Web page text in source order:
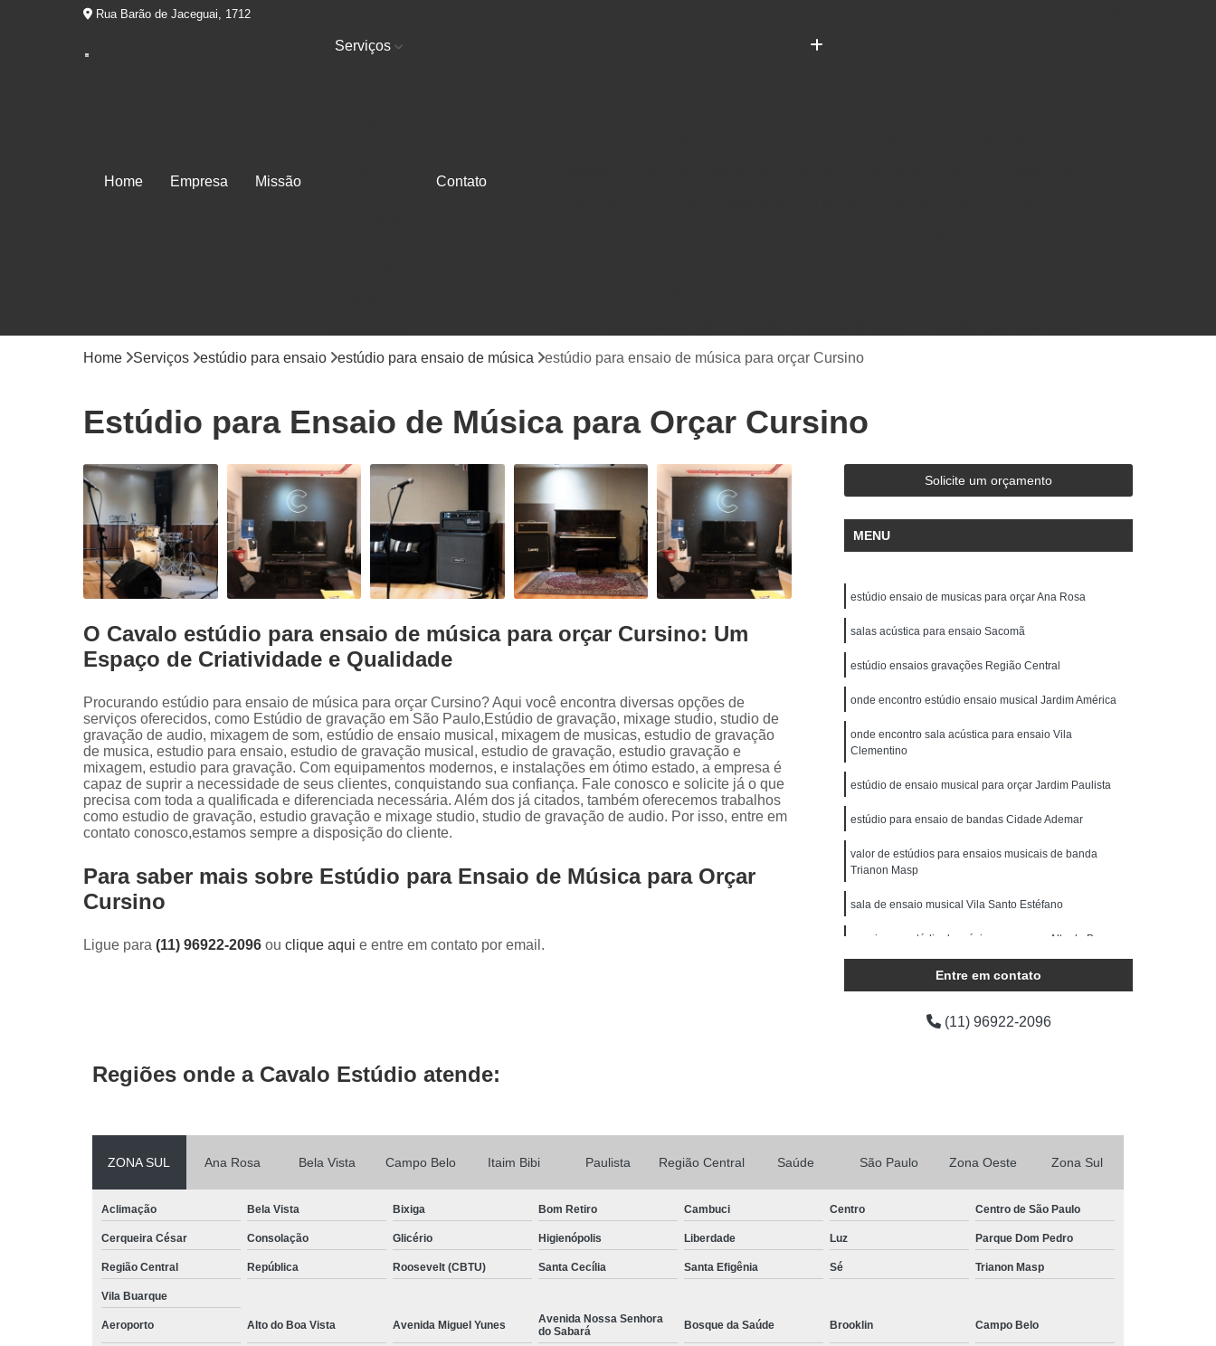
Rua Barão de Jaceguai, 1712
Home Empresa Missão
Serviços
Contato
Gravação de Cd em Estúdio
Gravação de Música em Estúdio
Trilhas Sonoras para Filmes em Estudio de Gravação
Estúdio de Ensaio Musical
Estúdio de Gravação Ensaio
Estúdio Ensaio de Bandas
Estúdio Ensaio de Musicas
Estúdio Ensaio Musical
Estúdio para Ensaio de Bandas
Estúdio para Ensaio de Música
Estúdio para Ensaio Musical
Estúdios para Ensaios Musicais de Banda
Sala Acústica para Ensaio
Sala de Ensaio Musical
Edição de Audio
Edição de Audio para Podcast
Estúdio áudio
Estúdio de áudio
Estúdio de Audiobook
Estudio Gravação áudio
Estúdio para Gravar Podcast
Fazer Audiobook
Fazer Podcast Gravação áudio
Gravação de áudio
Gravação de Audiobook Gravação de Podcast
Gravadora áudio
Gravar Audiobook Estúdio de Locução
Locução Comercial
Locução de Rádio
Locução em Off Locução Feminina
Locução para Comercial
Locução Profissional
Locução Promocional
Locução Publicitária
Locução Rádio Serviço de Locução
Mixagem de Som
Mixagem de Voz
Produção áudio
Produção de áudio
Produtora de áudio Estudio
Produtora de Som
Produtora Som
Home Serviços estúdio para ensaio estúdio para ensaio de música estúdio para ensaio de música para orçar Cursino
Estúdio para Ensaio de Música para Orçar Cursino
O Cavalo estúdio para ensaio de música para orçar Cursino: Um
Espaço de Criatividade e Qualidade
Procurando estúdio para ensaio de música para orçar Cursino? Aqui você encontra diversas opções de
serviços oferecidos, como Estúdio de gravação em São Paulo,Estúdio de gravação, mixage studio, studio de
gravação de audio, mixagem de som, estúdio de ensaio musical, mixagem de musicas, estudio de gravação
de musica, estudio para ensaio, estudio de gravação musical, estudio de gravação, estudio gravação e
mixagem, estudio para gravação. Com equipamentos modernos, e instalações em ótimo estado, a empresa é
capaz de suprir a necessidade de seus clientes, conquistando sua confiança. Fale conosco e solicite já o que
precisa com toda a qualificada e diferenciada necessária. Além dos já citados, também oferecemos trabalhos
como estudio de gravação, estudio gravação e mixage studio, studio de gravação de audio. Por isso, entre em
contato conosco,estamos sempre a disposição do cliente.
Para saber mais sobre Estúdio para Ensaio de Música para Orçar
Cursino
Ligue para (11) 96922-2096 ou clique aqui e entre em contato por email.
Solicite um orçamento
MENU
estúdio ensaio de musicas para orçar Ana Rosa
salas acústica para ensaio Sacomã
estúdio ensaios gravações Região Central
onde encontro estúdio ensaio musical Jardim América
onde encontro sala acústica para ensaio Vila
Clementino
estúdio de ensaio musical para orçar Jardim Paulista
estúdio para ensaio de bandas Cidade Ademar
valor de estúdios para ensaios musicais de banda
Trianon Masp
sala de ensaio musical Vila Santo Estéfano
ensaio em estúdio de música para orçar Alto do Boa
Entre em contato
(11) 96922-2096
Regiões onde a Cavalo Estúdio atende:
ZONA SUL Ana Rosa Bela Vista Campo Belo Itaim Bibi Paulista Região Central Saúde São Paulo Zona Oeste Zona Sul
Aclimação Bela Vista Bixiga Bom Retiro Cambuci Centro Centro de São Paulo
Cerqueira César Consolação Glicério Higienópolis Liberdade Luz Parque Dom Pedro
Região Central República Roosevelt (CBTU) Santa Cecília Santa Efigênia Sé Trianon Masp
Vila Buarque
Aeroporto Alto do Boa Vista Avenida Miguel Yunes
Avenida Nossa Senhora
do Sabará
Bosque da Saúde Brooklin Campo Belo